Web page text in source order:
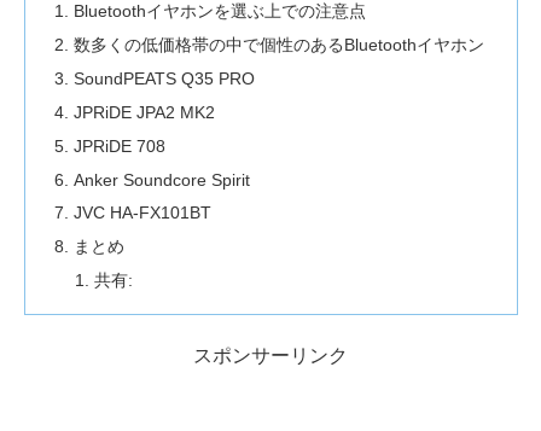
Bluetoothイヤホンを選ぶ上での注意点
数多くの低価格帯の中で個性のあるBluetoothイヤホン
SoundPEATS Q35 PRO
JPRiDE JPA2 MK2
JPRiDE 708
Anker Soundcore Spirit
JVC HA-FX101BT
まとめ
共有:
スポンサーリンク